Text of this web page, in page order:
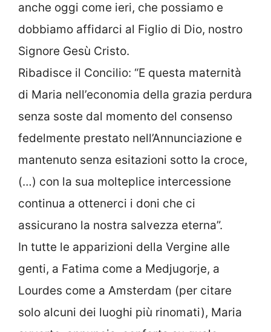
anche oggi come ieri, che possiamo e
dobbiamo affidarci al Figlio di Dio, nostro
Signore Gesù Cristo.
Ribadisce il Concilio: “E questa maternità
di Maria nell’economia della grazia perdura
senza soste dal momento del consenso
fedelmente prestato nell’Annunciazione e
mantenuto senza esitazioni sotto la croce,
(…) con la sua molteplice intercessione
continua a ottenerci i doni che ci
assicurano la nostra salvezza eterna”.
In tutte le apparizioni della Vergine alle
genti, a Fatima come a Medjugorje, a
Lourdes come a Amsterdam (per citare
solo alcuni dei luoghi più rinomati), Maria